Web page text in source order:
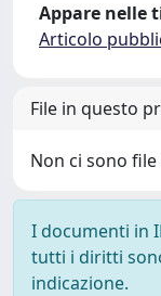
Appare nelle
Articolo
File in questo
Non ci sono
I documenti in
tutti i diritti
indicazione.